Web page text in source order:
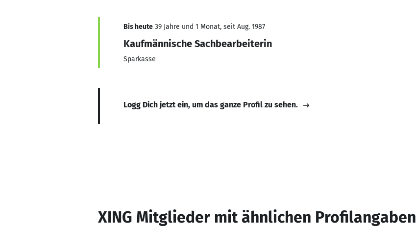
Bis heute 39 Jahre und 1 Monat, seit Aug. 1987
Kaufmännische Sachbearbeiterin
Sparkasse
Logg Dich jetzt ein, um das ganze Profil zu sehen.
XING Mitglieder mit ähnlichen Profilangaben